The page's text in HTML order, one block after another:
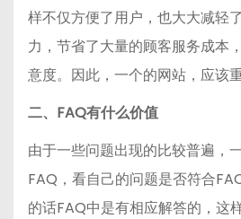
样不仅方便了用户，也大大减轻
力，节省了大量的顾客服务成本
意度。因此，一个的网站，应该
二、FAQ有什么价值
由于一些问题出现的比较普遍，
FAQ，看自己的问题是否符合
的话FAQ中是有相应解答的，这